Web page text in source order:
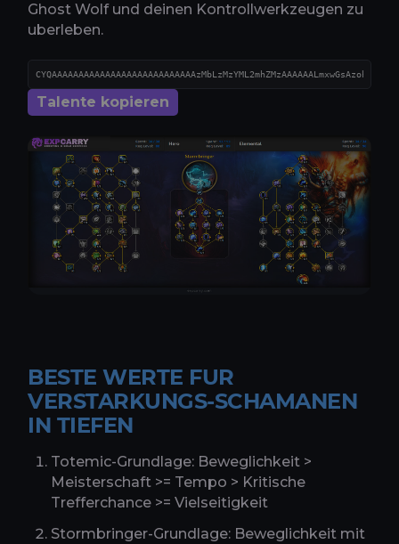
Ghost Wolf und deinen Kontrollwerkzeugen zu
uberleben.
Talente kopieren
BESTE WERTE FUR
VERSTARKUNGS-SCHAMANEN
IN TIEFEN
Totemic-Grundlage: Beweglichkeit >
Meisterschaft >= Tempo > Kritische
Trefferchance >= Vielseitigkeit
Stormbringer-Grundlage: Beweglichkeit mit